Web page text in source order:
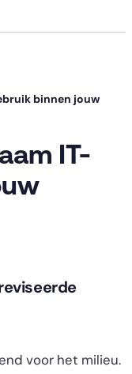
binnen jouw
IT-
voor het milieu.